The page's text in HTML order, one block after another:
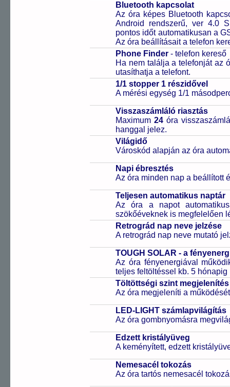
Bluetooth kapcsolat
Az óra képes Bluetooth
Android rendszerű, ver 4.0
pontos időt automatikusan a
Az óra beállításait a telefon
Phone Finder - telefon kereső
Ha nem találja a telefonját az
utasíthatja a telefont.
1/1 stopper 1 részidővel
A mérési egység 1/1
Visszaszámláló riasztás
Maximum24 óra
hanggal jelez.
Világidő
Városkód alapján az óra
Napi ébresztés
Az óra minden nap a beállított
Teljesen automatikus naptár
Az óra a napot
szökőéveknek is megfelelően
Retrográd nap neve jelzése
A retrográd nap neve mutató
TOUGH SOLAR - a
Az óra fényenergiával
teljes feltöltéssel kb. 5
Töltöttségi szint megjelenítés
Az óra megjeleníti a
LED-LIGHT számlapvilágítás
Az óra gombnyomásra
Edzett kristályüveg
A keményített, edzett
Nemesacél tokozás
Az óra tartós nemesacél